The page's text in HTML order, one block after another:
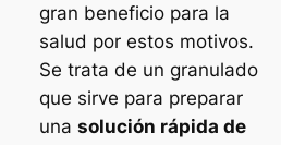
gran beneficio para la
salud por estos motivos.
Se trata de un granulado
que sirve para preparar
una solución rápida de